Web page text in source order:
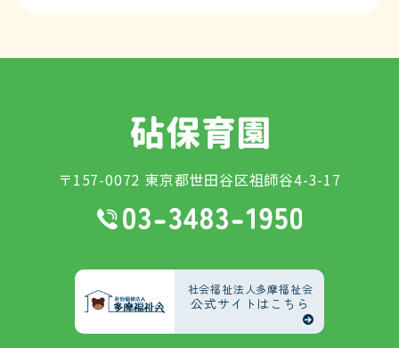
〒157-0072 東京都世田谷区祖師谷4-3-17
社会福祉法人多摩福祉会
公式サイトはこちら